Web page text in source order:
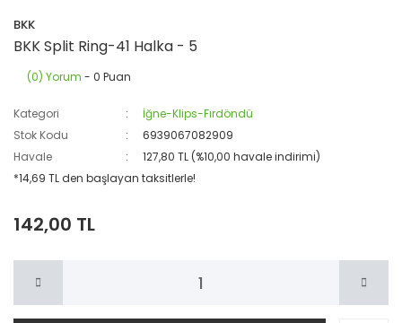
BKK
BKK Split Ring-41 Halka - 5
(0) Yorum - 0 Puan
Kategori
İğne-Klips-Fırdöndü
Stok Kodu
6939067082909
Havale
127,80 TL (%10,00 havale indirimi)
*14,69 TL den başlayan taksitlerle!
142,00 TL